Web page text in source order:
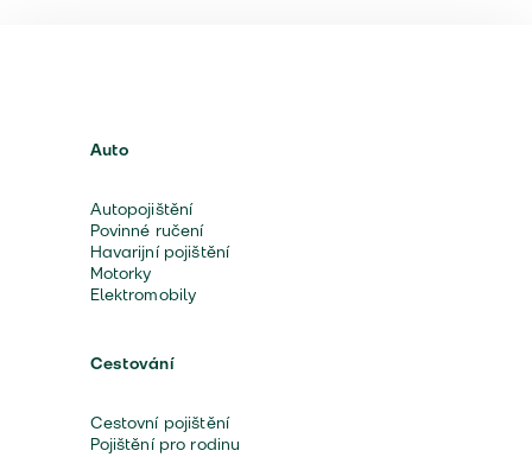
Auto
Autopojištění
Povinné ručení
Havarijní pojištění
Motorky
Elektromobily
Cestování
Cestovní pojištění
Pojištění pro rodinu